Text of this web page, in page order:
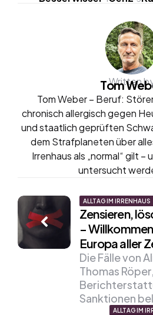
Written
Tom
Tom Weber – Beruf:
chronisch allergisch gegen
und staatlich geprüften
dem Strafplaneten über
Irrenhaus als „normal“ gilt –
untersucht
Post
navigation
ALLTAG IM IRRENHAUS
Zensieren,
–
Europa aller
Die Fälle von
Thomas
Sanktionen
ALLTAG IM